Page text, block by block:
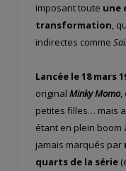
imposant toute une
transformation ,
indirectes comme
Lancée le 18 mars
original Minky Momo,
petites filles… mais
étant en plein boom
jamais marqués par
quarts de la série